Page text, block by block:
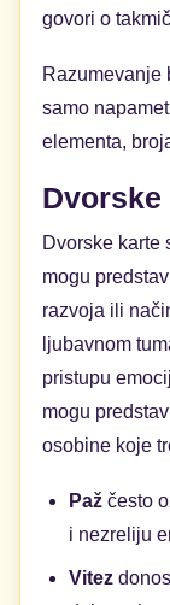
govori o
Razumevanje
samo
elementa,
Dvorske
Dvorske karte
mogu
razvoja ili
ljubavnom
pristupu
mogu
osobine koje
Paž često
i nezreliju
Vitez